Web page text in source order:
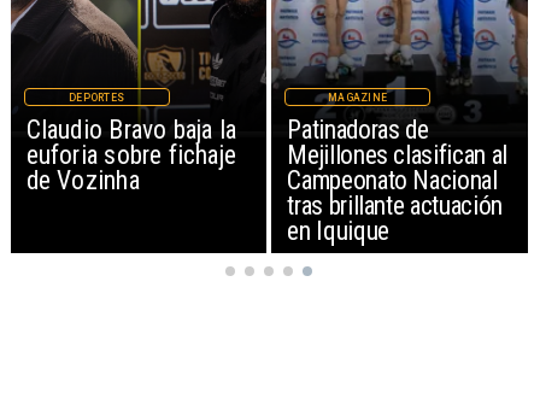
Claudio Bravo baja la
euforia sobre fichaje
de Vozinha
DEPORTES
Patinadoras de
Mejillones clasifican al
Campeonato Nacional
tras brillante actuación
en Iquique
MAGAZINE